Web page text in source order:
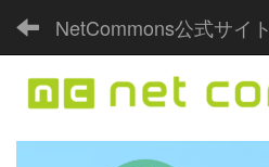
NetCommons公式サイト